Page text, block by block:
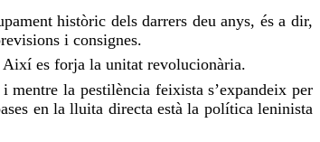
històric dels darrers deu anys, és a dir,
i consignes.
Així es forja la unitat revolucionària.
la pestilència feixista s’expandeix per
en la lluita directa està la política leninista